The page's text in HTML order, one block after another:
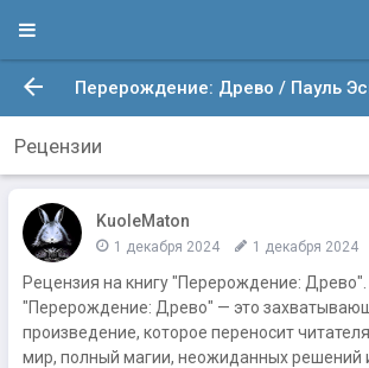
Рецензии
KuoleMaton
1 декабря 2024 1 декабря 2024
Рецензия на книгу "Перерождение: Древо".
"Перерождение: Древо" — это
произведение, которое переносит
мир, полный магии, неожиданных решений